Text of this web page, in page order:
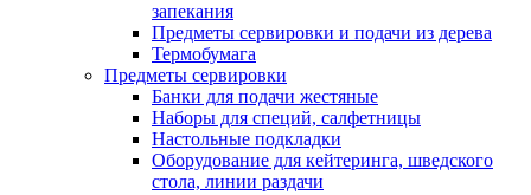
запекания
Предметы сервировки и подачи из дерева
Термобумага
Предметы сервировки
Банки для подачи жестяные
Наборы для специй, салфетницы
Настольные подкладки
Оборудование для кейтеринга, шведского
стола, линии раздачи